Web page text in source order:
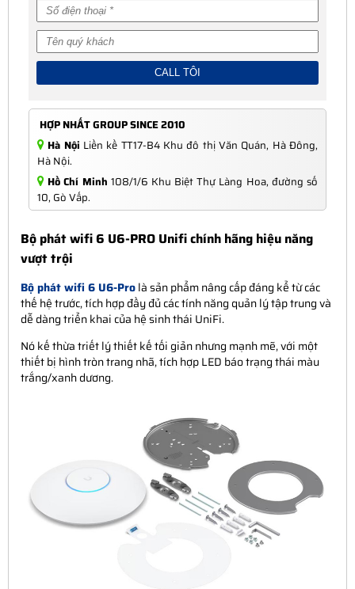
HỢP NHẤT GROUP SINCE 2010
Hà Nội Liền kề TT17-B4 Khu đô thị Văn Quán, Hà Đông,
Hà Nội.
Hồ Chí Minh 108/1/6 Khu Biệt Thự Làng Hoa, đường số
10, Gò Vấp.
Bộ phát wifi 6 U6-PRO Unifi chính hãng hiệu năng
vượt trội
Bộ phát wifi 6 U6-Prolà sản phẩm nâng cấp đáng kể từ các
thế hệ trước, tích hợp đầy đủ các tính năng quản lý tập trung và
dễ dàng triển khai của hệ sinh thái UniFi.
Nó kế thừa triết lý thiết kế tối giản nhưng mạnh mẽ, với một
thiết bị hình tròn trang nhã, tích hợp LED báo trạng thái màu
trắng/xanh dương.